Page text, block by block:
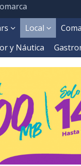
Local
y Náutica